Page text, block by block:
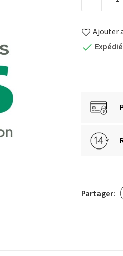
Ajouter

Partager: